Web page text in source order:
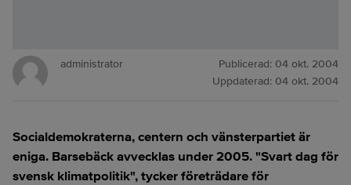
administrator Publicerad: 04 okt. 2004
Uppdaterad: 04 okt. 2004
Socialdemokraterna, centern och vänsterpartiet är
eniga. Barsebäck avvecklas under 2005. "Svart dag för
svensk klimatpolitik", tycker företrädare för